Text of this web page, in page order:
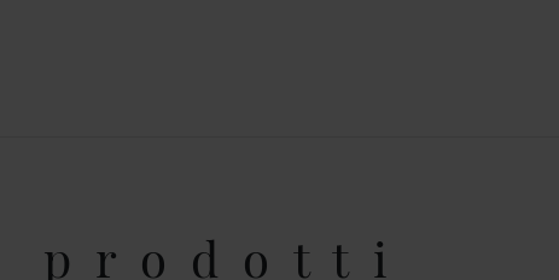
prodotti